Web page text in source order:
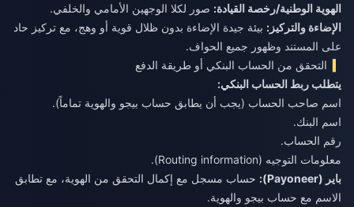
الهوية الوطنية/رخصة القيادة: صور لكلا الوجهين الأمامي والخلفي.
الإضاءة والتركيز: بيئة جيدة الإضاءة بدون ظلال قوية أو وهج، مع تركيز حاد
على المستند وظهور جميع الحواف.
التحقق من الحساب البنكي أو طريقة الدفع
يتطلب ربط الحساب البنكي:
اسم صاحب الحساب (يجب أن يطابق حساب بيجو والهوية تماماً).
اسم البنك.
رقم الحساب.
معلومات التوجيه (Routing information).
باير (Payoneer):
حساب مسجل مع إكمال التحقق من الهوية، مع تطابق
الاسم مع حساب بيجو والهوية.